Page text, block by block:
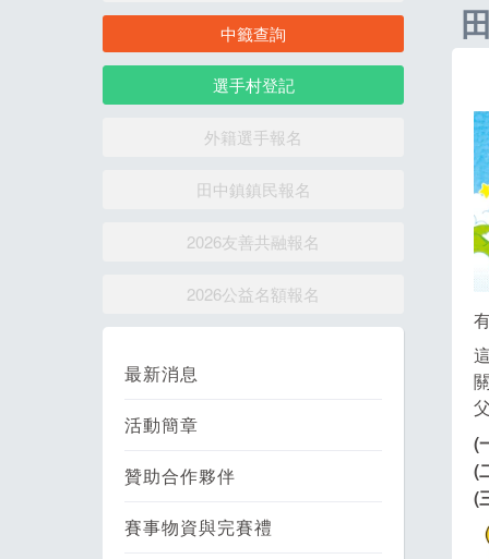
中籤查詢
選手村登記
外籍選手報名
田中鎮鎮民報名
2026友善共融報名
2026公益名額報名
最新消息
活動簡章
贊助合作夥伴
賽事物資與完賽禮
(
(
(